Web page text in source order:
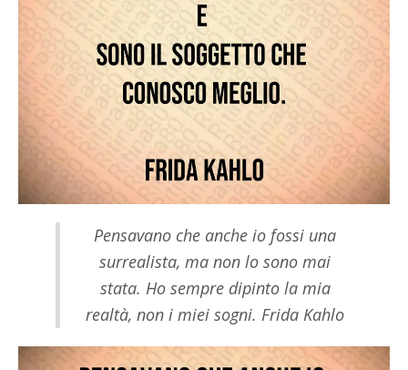
Pensavano che anche io fossi una
surrealista, ma non lo sono mai
stata. Ho sempre dipinto la mia
realtà, non i miei sogni. Frida Kahlo